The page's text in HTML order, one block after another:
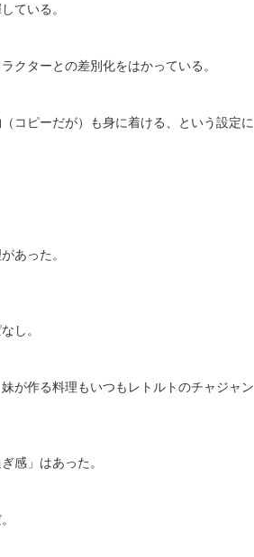
ている。
クターとの差別化をはかっている。
コピーだが）も身に着ける、という設定に
あった。
し。
が作る料理もいつもレトルトのチャジャン
感」はあった。